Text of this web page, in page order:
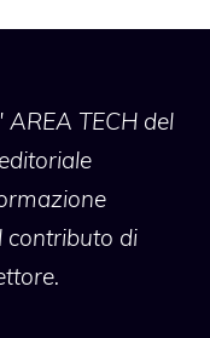
TECH del
contributo di